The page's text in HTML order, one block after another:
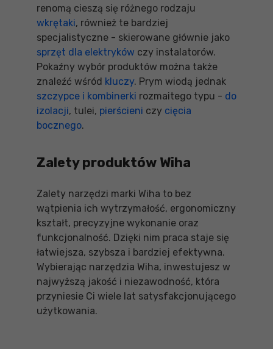
renomą cieszą się różnego rodzaju
wkrętaki, również te bardziej
specjalistyczne - skierowane głównie jako
sprzęt dla elektryków czy instalatorów.
Pokaźny wybór produktów można także
znaleźć wśród kluczy. Prym wiodą jednak
szczypce i kombinerki rozmaitego typu - do
izolacji, tulei, pierścieni czy cięcia
bocznego.
Zalety produktów Wiha
Zalety narzędzi marki Wiha to bez
wątpienia ich wytrzymałość, ergonomiczny
kształt, precyzyjne wykonanie oraz
funkcjonalność. Dzięki nim praca staje się
łatwiejsza, szybsza i bardziej efektywna.
Wybierając narzędzia Wiha, inwestujesz w
najwyższą jakość i niezawodność, która
przyniesie Ci wiele lat satysfakcjonującego
użytkowania.